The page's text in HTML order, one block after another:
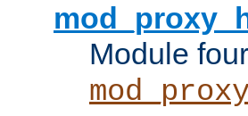
Module
mod_proxy